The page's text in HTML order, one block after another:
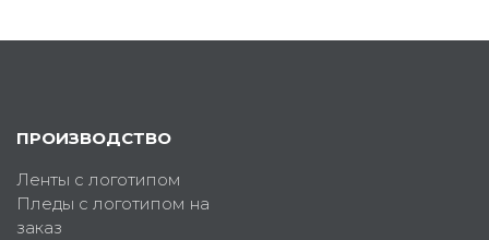
ПРОИЗВОДСТВО
Ленты с логотипом
Пледы с логотипом на
заказ